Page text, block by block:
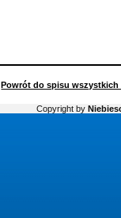
Powrót do spisu wszystkich
Copyright by